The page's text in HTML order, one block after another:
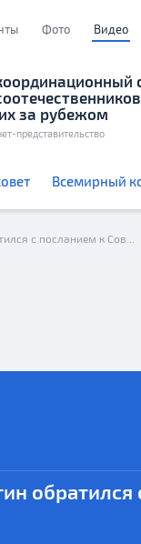
Фото Видео
за рубежом
представительство
Всемирный
обратился